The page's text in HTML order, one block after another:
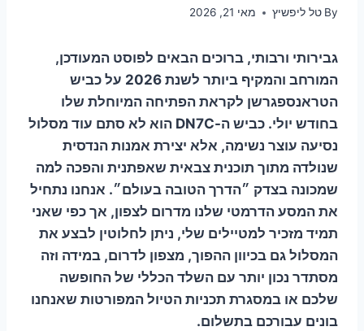
By טל ליפשיץ מאי 21, 2026
גבירותי ורבותי, ברוכים הבאים לפוסט המעודכן,
המורחב והמקיף ביותר לשנת 2026 על כביש
הטראנספגרשן לקראת הפתיחה המיוחלת שלו
בחודש יולי. כביש ה-DN7C הוא לא סתם עוד מסלול
נסיעה עוצר נשימה, אלא יצירת אמנות הנדסית
שנולדה מתוך תוכנית צבאית שאפתנית והפכה למה
שמכונה בצדק ״הדרך הטובה בעולם״. אנחנו נתחיל
את המסע הדרמטי שלנו מדרום לצפון, אך כפי שאני
תמיד מזכיר למטיילים שלי, ניתן לחלוטין לבצע את
המסלול גם בכיוון ההפוך, מצפון לדרום, במידה וזה
מסתדר נכון יותר עם השלד הכללי של החופשה
שלכם או במסגרת תכניות הטיול המפורטות שאנחנו
בונים עבורכם בתשלום.